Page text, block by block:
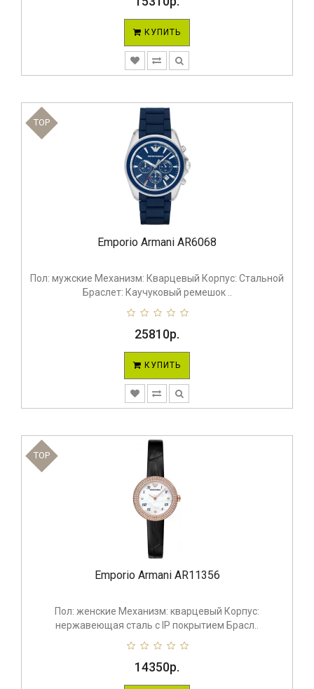
КУПИТЬ
TOP
Emporio Armani AR6068
Пол: мужские Механизм: Кварцевый Корпус: Стальной
Браслет: Каучуковый ремешок ..
25810р.
КУПИТЬ
TOP
Emporio Armani AR11356
Пол: женские Механизм: кварцевый Корпус:
нержавеющая сталь с IP покрытием Брасл..
14350р.